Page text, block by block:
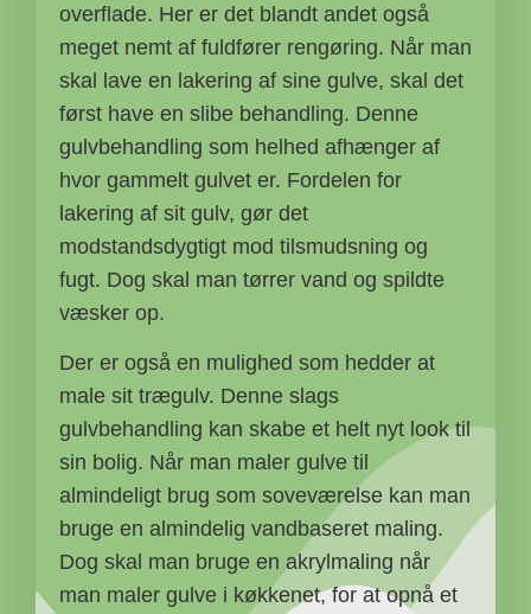
overflade. Her er det blandt andet også
meget nemt af fuldfører rengøring. Når man
skal lave en lakering af sine gulve, skal det
først have en slibe behandling. Denne
gulvbehandling som helhed afhænger af
hvor gammelt gulvet er. Fordelen for
lakering af sit gulv, gør det
modstandsdygtigt mod tilsmudsning og
fugt. Dog skal man tørrer vand og spildte
væsker op.
Der er også en mulighed som hedder at
male sit trægulv. Denne slags
gulvbehandling kan skabe et helt nyt look til
sin bolig. Når man maler gulve til
almindeligt brug som soveværelse kan man
bruge en almindelig vandbaseret maling.
Dog skal man bruge en akrylmaling når
man maler gulve i køkkenet, for at opnå et